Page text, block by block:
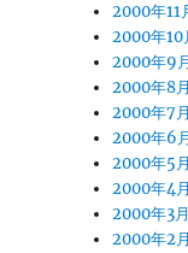
2000年11
2000年10
2000年9
2000年8月
2000年7月
2000年6
2000年5月
2000年4月
2000年3月
2000年2月